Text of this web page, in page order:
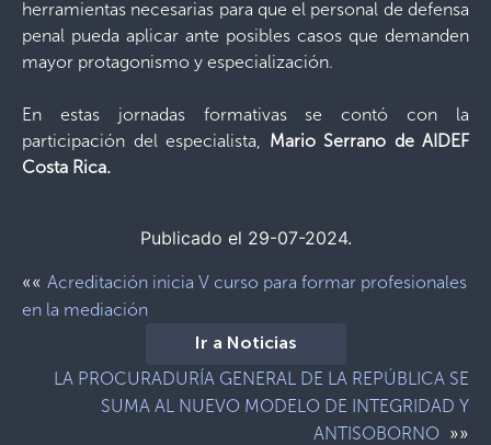
herramientas necesarias para que el personal de defensa
penal pueda aplicar ante posibles casos que demanden
mayor protagonismo y especialización.
En estas jornadas formativas se contó con la
participación del especialista, Mario Serrano de AIDEF
Costa Rica.
Publicado el 29-07-2024.
«« Acreditación inicia V curso para formar profesionales
en la mediación
Ir a Noticias
LA PROCURADURÍA GENERAL DE LA REPÚBLICA SE
SUMA AL NUEVO MODELO DE INTEGRIDAD Y
ANTISOBORNO »»